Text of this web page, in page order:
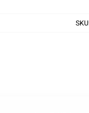
SKU